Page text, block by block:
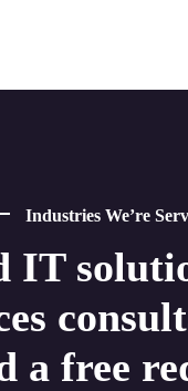
Industries We’re
IT
a free